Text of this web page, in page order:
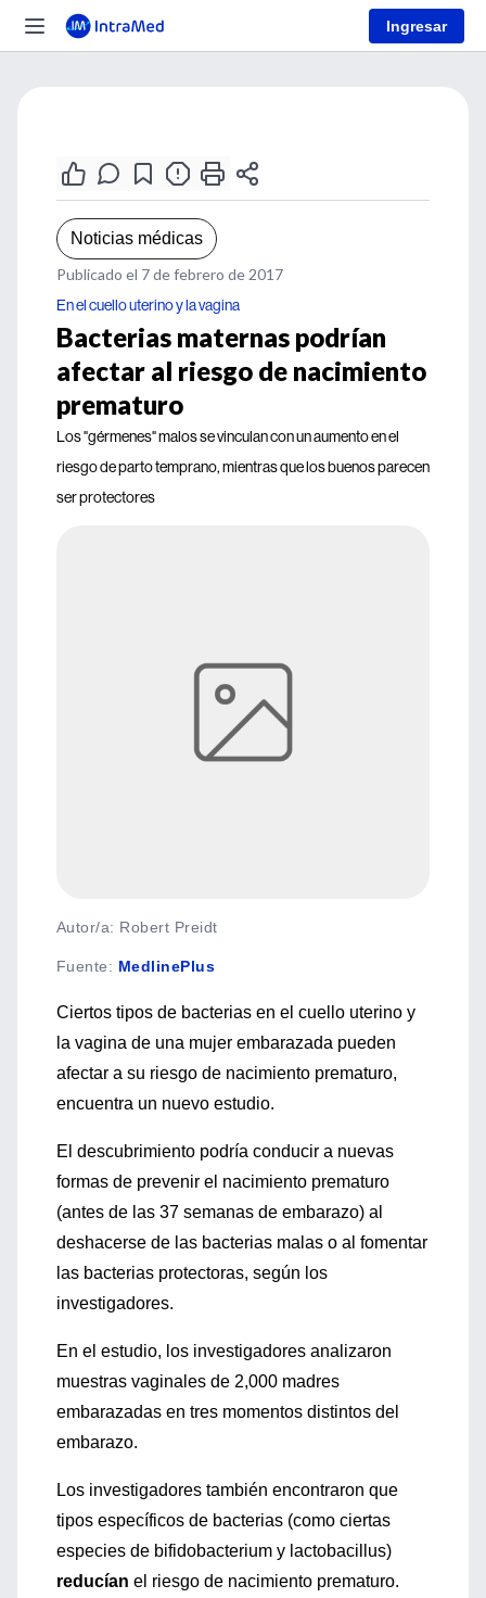
Ingresar
Noticias médicas
Publicado el 7 de febrero de 2017
En el cuello uterino y la vagina
Bacterias maternas podrían
afectar al riesgo de nacimiento
prematuro
Los "gérmenes" malos se vinculan con un aumento en el
riesgo de parto temprano, mientras que los buenos parecen
ser protectores
Autor/a: Robert Preidt
Fuente: MedlinePlus
Ciertos tipos de bacterias en el cuello uterino y
la vagina de una mujer embarazada pueden
afectar a su riesgo de nacimiento prematuro,
encuentra un nuevo estudio.
El descubrimiento podría conducir a nuevas
formas de prevenir el nacimiento prematuro
(antes de las 37 semanas de embarazo) al
deshacerse de las bacterias malas o al fomentar
las bacterias protectoras, según los
investigadores.
En el estudio, los investigadores analizaron
muestras vaginales de 2,000 madres
embarazadas en tres momentos distintos del
embarazo.
Los investigadores también encontraron que
tipos específicos de bacterias (como ciertas
especies de bifidobacterium y lactobacillus)
reducían el riesgo de nacimiento prematuro.